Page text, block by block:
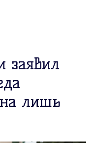
заявил
лишь